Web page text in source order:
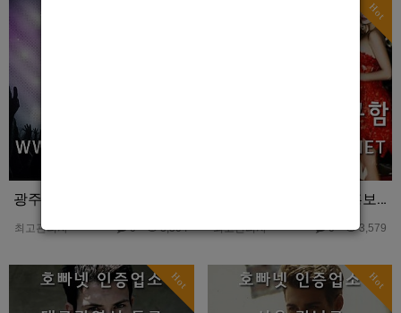
최고관리자 0 3,504
Hot
강남호빠 강남제네바 홍보사진
최고관리자 0 3,579
Hot Hot